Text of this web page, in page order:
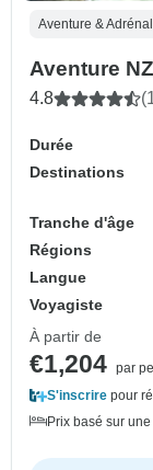
Aventure &
Aventure
4.8
Durée
Destinations
Tranche d'âge
Régions
Langue
Voyagiste
À partir de
€1,204 par
S'inscrire pour
Prix basé sur